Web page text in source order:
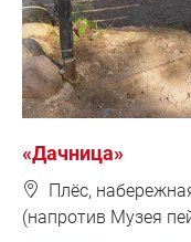
«Дачница»
❽
Плёс,
(напротив Музея